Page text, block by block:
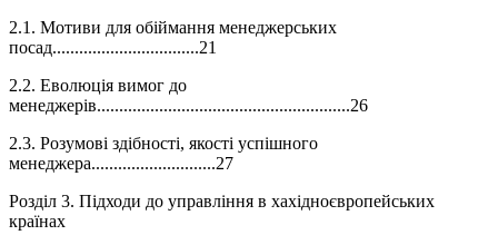
2.1. Мотиви для обіймання менеджерських
посад.................................21
2.2. Еволюція вимог до
менеджерів.........................................................26
2.3. Розумові здібності, якості успішного
менеджера............................27
Розділ 3. Підходи до управління в хахідноєвропейських
країнах